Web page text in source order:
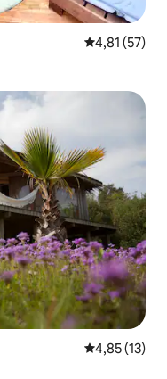
4,81 (57)
4,85 (13)